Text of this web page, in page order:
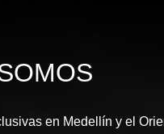
en Medellín y el